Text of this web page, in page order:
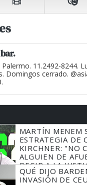
11.2492-8244.
Domingos cerrado.
MARTÍN MENEM
ESTRATEGIA DE
KIRCHNER: "NO
ALGUIEN DE
DECIR A LA
TIENE QUE
QUÉ DIJO
INVASIÓN DE